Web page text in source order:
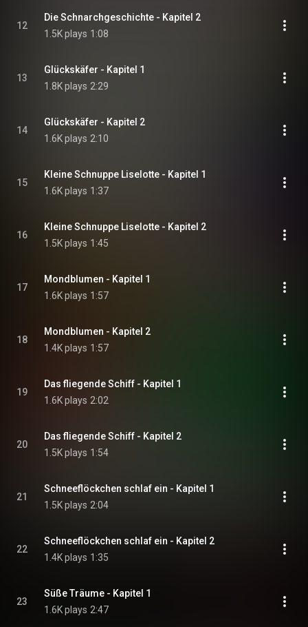
12
Die Schnarchgeschichte - Kapitel 2
1.5K plays 1:08
13
Glückskäfer - Kapitel 1
1.8K plays 2:29
14
Glückskäfer - Kapitel 2
1.6K plays 2:10
15
Kleine Schnuppe Liselotte - Kapitel 1
1.6K plays 1:37
16
Kleine Schnuppe Liselotte - Kapitel 2
1.5K plays 1:45
17
Mondblumen - Kapitel 1
1.6K plays 1:57
18
Mondblumen - Kapitel 2
1.4K plays 1:57
19
Das fliegende Schiff - Kapitel 1
1.6K plays 2:02
20
Das fliegende Schiff - Kapitel 2
1.5K plays 1:54
21
Schneeflöckchen schlaf ein - Kapitel 1
1.5K plays 2:04
22
Schneeflöckchen schlaf ein - Kapitel 2
1.4K plays 1:35
23
Süße Träume - Kapitel 1
1.6K plays 2:47